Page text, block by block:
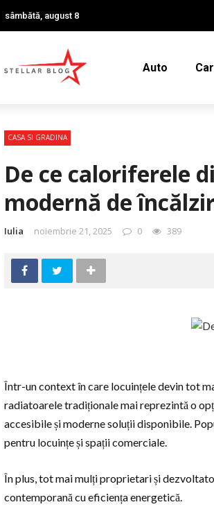
sâmbătă, august 8
Auto
CASA SI GRADINA
De ce caloriferele
modernă de
Iulia noiembrie 21, 2025 0 389
Într-un context în care locuințele devin tot
radiatoarele tradiționale mai reprezintă o
accesibile și moderne soluții disponibile.
pentru locuințe și spații comerciale.
În plus, tot mai mulți proprietari și
contemporană cu eficiența energetică.